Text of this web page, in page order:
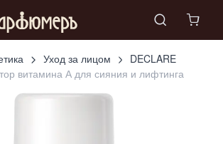
Уход за лицом
DECLARE
витамина А для сияния и лифтинга